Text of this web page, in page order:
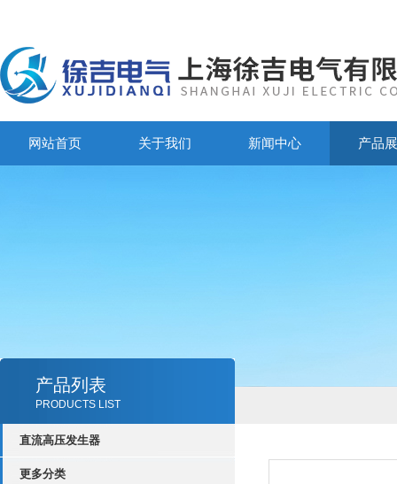
网站首页 关于我们 新闻中心 产品
产品列表
PRODUCTS LIST
直流高压发生器
更多分类